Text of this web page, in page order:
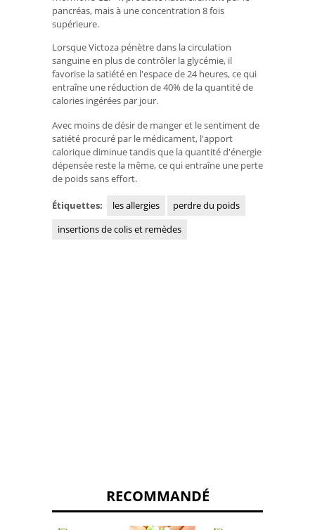
pancréas, mais à une concentration 8 fois
supérieure.
Lorsque Victoza pénètre dans la circulation
sanguine en plus de contrôler la glycémie, il
favorise la satiété en l'espace de 24 heures, ce qui
entraîne une réduction de 40% de la quantité de
calories ingérées par jour.
Avec moins de désir de manger et le sentiment de
satiété procuré par le médicament, l'apport
calorique diminue tandis que la quantité d'énergie
dépensée reste la même, ce qui entraîne une perte
de poids sans effort.
Étiquettes: les allergies
perdre du poids
insertions de colis et remèdes
RECOMMANDÉ